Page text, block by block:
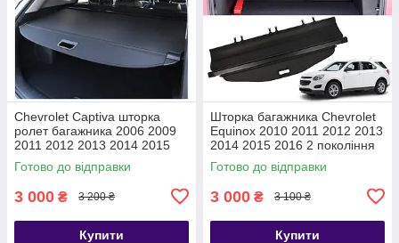
Chevrolet Captiva шторка
ролет багажника 2006 2009
2011 2012 2013 2014 2015
Готово до відправки
3 000 ₴ 3 200 ₴
Купити
Шторка багажника Chevrolet
Equinox 2010 2011 2012 2013
2014 2015 2016 2 покоління
полка ролет
Готово до відправки
3 000 ₴ 3 100 ₴
Купити